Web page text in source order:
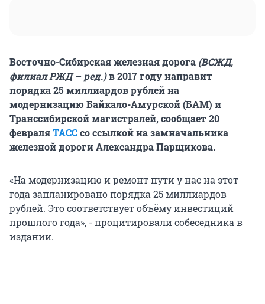
Восточно-Сибирская железная дорога (ВСЖД,
филиал РЖД – ред.)в 2017 году направит
порядка 25 миллиардов рублей на
модернизацию Байкало-Амурской (БАМ) и
Транссибирской магистралей, сообщает 20
февраляТАССсо ссылкой на замначальника
железной дороги Александра Парщикова.
«На модернизацию и ремонт пути у нас на этот
года запланировано порядка 25 миллиардов
рублей. Это соответствует объёму инвестиций
прошлого года», - процитировали собеседника в
издании.